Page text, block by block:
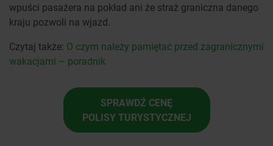
wpuści pasażera na pokład ani że straż graniczna danego
kraju pozwoli na wjazd.
Czytaj także: O czym należy pamiętać przed zagranicznymi
wakacjami – poradnik
SPRAWDŹ CENĘ
POLISY TURYSTYCZNEJ